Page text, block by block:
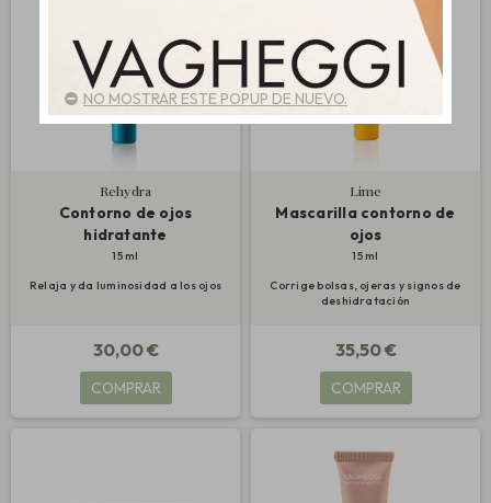
Rehydra
Contorno de ojos
hidratante
15 ml
Relaja y da luminosidad a los ojos
30,00 €
COMPRAR
Lime
Mascarilla contorno de
ojos
15 ml
Corrige bolsas, ojeras y signos de
deshidratación
35,50 €
COMPRAR
NO MOSTRAR ESTE POPUP DE NUEVO.